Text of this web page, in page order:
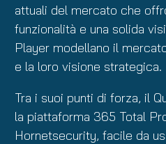
attuali del mercato che
funzionalità e una solida
Player modellano il
e la loro visione strategica.
Tra i suoi punti di forza, il
la piattaforma 365 Total
Hornetsecurity, facile da